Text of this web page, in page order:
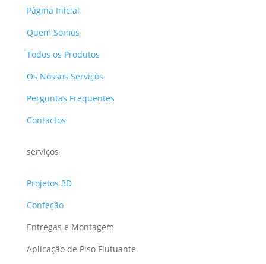
Página Inicial
Quem Somos
Todos os Produtos
Os Nossos Serviços
Perguntas Frequentes
Contactos
serviços
Projetos 3D
Confeção
Entregas e Montagem
Aplicação de Piso Flutuante